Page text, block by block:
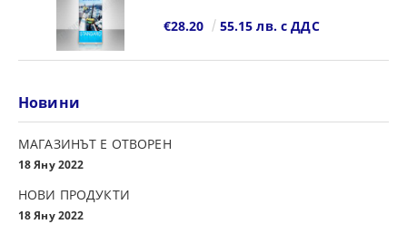
€28.20 55.15 лв. с ДДС
Новини
МАГАЗИНЪТ Е ОТВОРЕН
18 Яну 2022
НОВИ ПРОДУКТИ
18 Яну 2022